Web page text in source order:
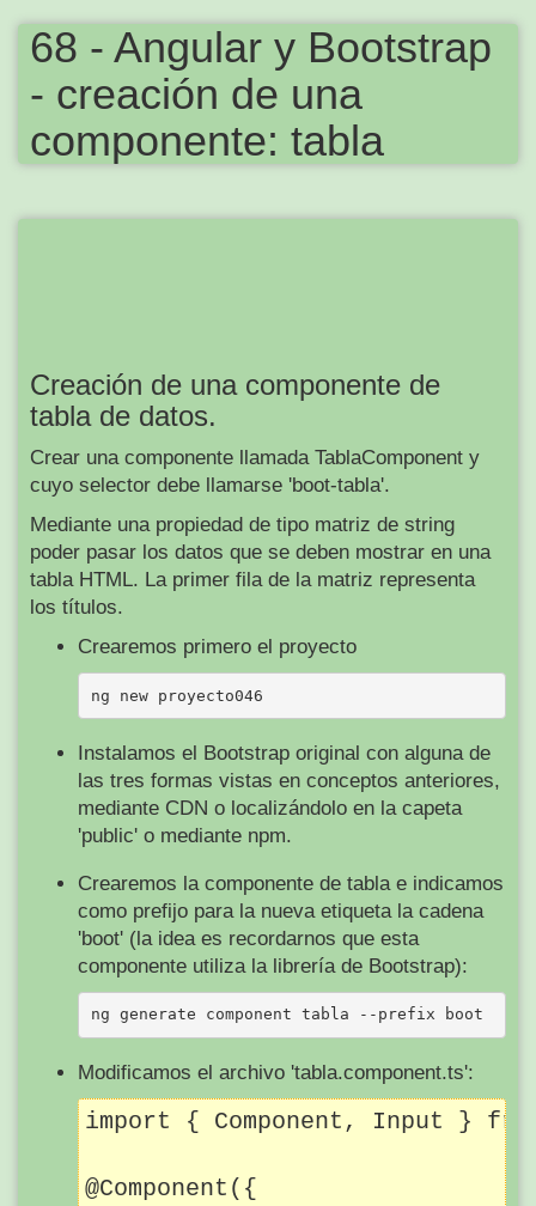
68 - Angular y Bootstrap
- creación de una
componente: tabla
Creación de una componente de
tabla de datos.
Crear una componente llamada TablaComponent y
cuyo selector debe llamarse 'boot-tabla'.
Mediante una propiedad de tipo matriz de string
poder pasar los datos que se deben mostrar en una
tabla HTML. La primer fila de la matriz representa
los títulos.
Crearemos primero el proyecto
Instalamos el Bootstrap original con alguna de
las tres formas vistas en conceptos anteriores,
mediante CDN o localizándolo en la capeta
'public' o mediante npm.
Crearemos la componente de tabla e indicamos
como prefijo para la nueva etiqueta la cadena
'boot' (la idea es recordarnos que esta
componente utiliza la librería de Bootstrap):
Modificamos el archivo 'tabla.component.ts':
import { Component, Input }
@Component({